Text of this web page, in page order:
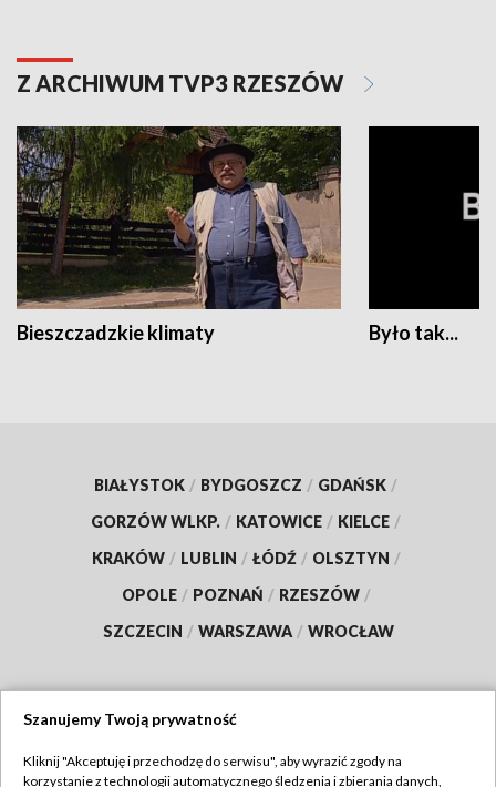
Z ARCHIWUM TVP3 RZESZÓW
Bieszczadzkie klimaty Było tak...
BIAŁYSTOK / BYDGOSZCZ / GDAŃSK /
GORZÓW WLKP. / KATOWICE / KIELCE /
KRAKÓW / LUBLIN / ŁÓDŹ / OLSZTYN /
OPOLE / POZNAŃ / RZESZÓW /
SZCZECIN / WARSZAWA / WROCŁAW
Szanujemy Twoją prywatność
Kliknij "Akceptuję i przechodzę do serwisu", aby wyrazić zgody na
korzystanie z technologii automatycznego śledzenia i zbierania danych,